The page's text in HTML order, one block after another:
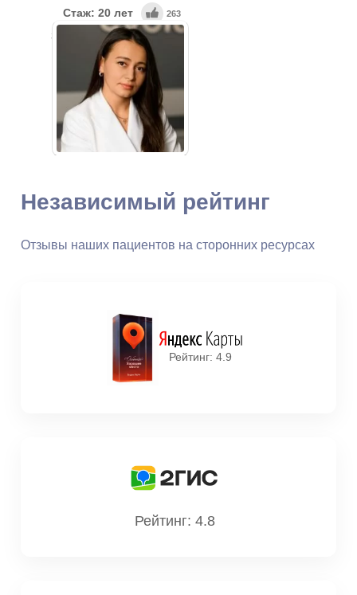
263
Стаж: 20 лет
Заведующий диагностическим
отделением. Врач-
рентгенолог
234
Стаж: 13 лет
Суслина Анастасия
Дмитриевна
Независимый рейтинг
Отзывы наших пациентов на сторонних ресурсах
Рейтинг: 4.9
Рейтинг: 4.8